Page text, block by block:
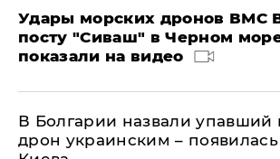
Удары морских дронов ВМС
посту "Сиваш" в Черном
показали на видео
В Болгарии назвали упавший
дрон украинским –